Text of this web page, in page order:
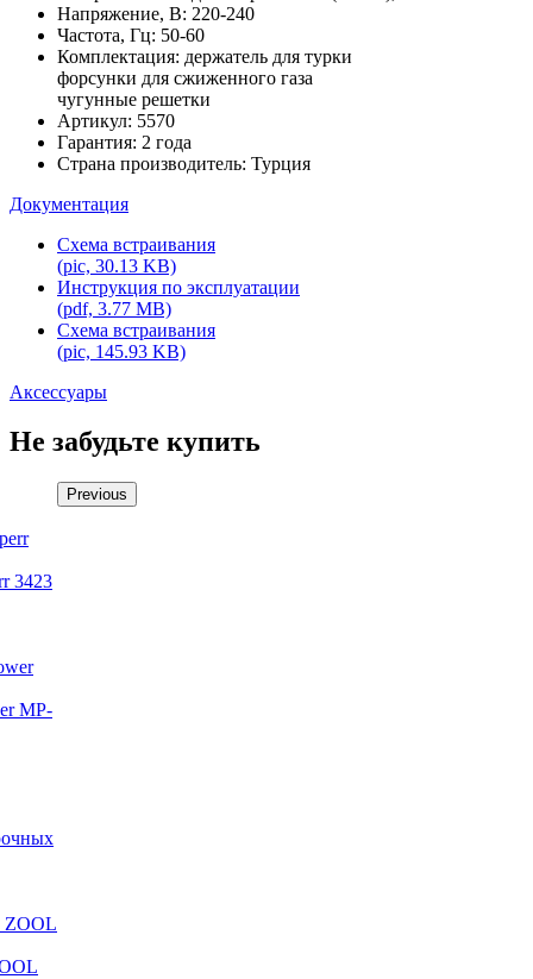
Напряжение, В: 220-240
Частота, Гц: 50-60
Комплектация: держатель для турки
форсунки для сжиженного газа
чугунные решетки
Артикул: 5570
Гарантия: 2 года
Страна производитель: Турция
Документация
Схема встраивания
(pic, 30.13 KB)
Инструкция по эксплуатации
(pdf, 3.77 MB)
Схема встраивания
(pic, 145.93 KB)
Аксессуары
Не забудьте купить
Previous
3423
MP-